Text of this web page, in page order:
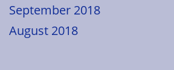
September 2018
August 2018